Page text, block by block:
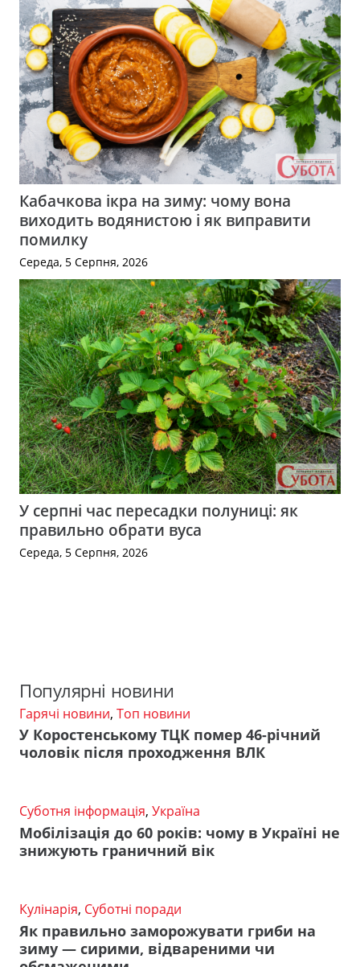
Кабачкова ікра на зиму: чому вона
виходить водянистою і як виправити
помилку
Середа, 5 Серпня, 2026
У серпні час пересадки полуниці: як
правильно обрати вуса
Середа, 5 Серпня, 2026
Популярні новини
Гарячі новини, Топ новини
У Коростенському ТЦК помер 46-річний
чоловік після проходження ВЛК
Суботня інформація, Україна
Мобілізація до 60 років: чому в Україні не
знижують граничний вік
Кулінарія, Суботні поради
Як правильно заморожувати гриби на
зиму — сирими, відвареними чи